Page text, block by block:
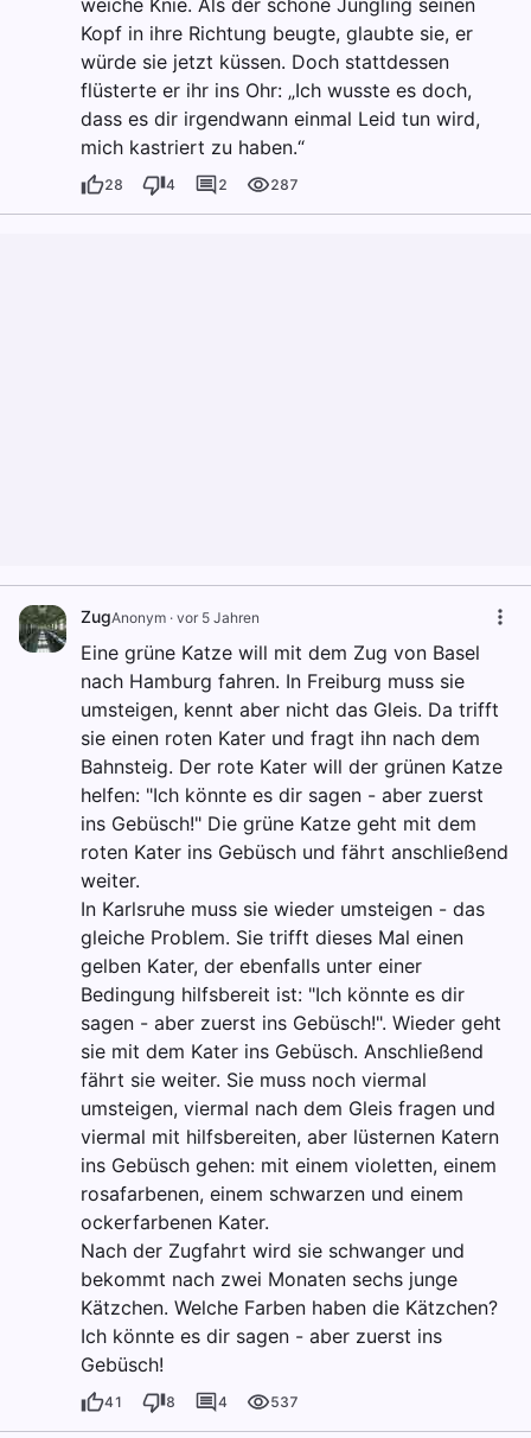
weiche Knie. Als der schöne Jüngling seinen
Kopf in ihre Richtung beugte, glaubte sie, er
würde sie jetzt küssen. Doch stattdessen
flüsterte er ihr ins Ohr: „Ich wusste es doch,
dass es dir irgendwann einmal Leid tun wird,
mich kastriert zu haben.“
28 4 2 287
ZugAnonym · vor 5 Jahren
Eine grüne Katze will mit dem Zug von Basel
nach Hamburg fahren. In Freiburg muss sie
umsteigen, kennt aber nicht das Gleis. Da trifft
sie einen roten Kater und fragt ihn nach dem
Bahnsteig. Der rote Kater will der grünen Katze
helfen: "Ich könnte es dir sagen - aber zuerst
ins Gebüsch!" Die grüne Katze geht mit dem
roten Kater ins Gebüsch und fährt anschließend
weiter.
In Karlsruhe muss sie wieder umsteigen - das
gleiche Problem. Sie trifft dieses Mal einen
gelben Kater, der ebenfalls unter einer
Bedingung hilfsbereit ist: "Ich könnte es dir
sagen - aber zuerst ins Gebüsch!". Wieder geht
sie mit dem Kater ins Gebüsch. Anschließend
fährt sie weiter. Sie muss noch viermal
umsteigen, viermal nach dem Gleis fragen und
viermal mit hilfsbereiten, aber lüsternen Katern
ins Gebüsch gehen: mit einem violetten, einem
rosafarbenen, einem schwarzen und einem
ockerfarbenen Kater.
Nach der Zugfahrt wird sie schwanger und
bekommt nach zwei Monaten sechs junge
Kätzchen. Welche Farben haben die Kätzchen?
Ich könnte es dir sagen - aber zuerst ins
Gebüsch!
41 8 4 537